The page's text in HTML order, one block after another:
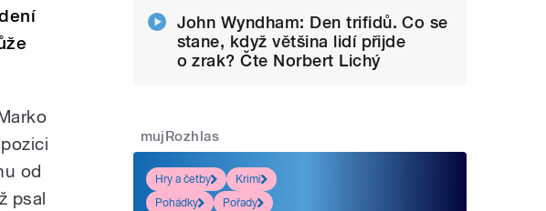
od
psal
John Wyndham: Den trifidů. Co se
stane, když většina lidí přijde
o zrak? Čte Norbert Lichý
mujRozhlas
Hry a četby
Krimi
Pohádky
Pořady